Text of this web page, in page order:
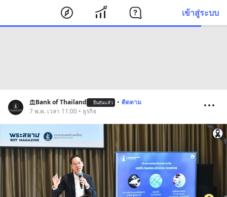
เข้าสู่ระบบ
Bank of Thailand ยืนยันแล้ว • ติดตาม
7 พ.ค. เวลา 11:00 • ธุรกิจ